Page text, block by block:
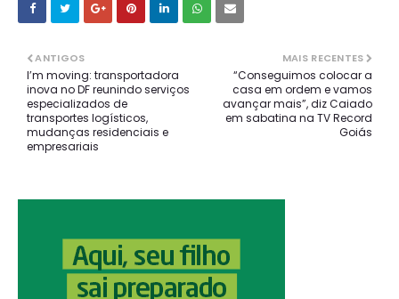
MAIS RECENTES
“Conseguimos colocar a
casa em ordem e vamos
avançar mais”, diz Caiado
em sabatina na TV Record
Goiás
ANTIGOS
I’m moving: transportadora
inova no DF reunindo serviços
especializados de
transportes logísticos,
mudanças residenciais e
empresariais